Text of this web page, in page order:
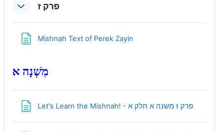
פרק ז
Mishnah Text of Perek Zayin
מִשְׁנָה א
Let's Learn the Mishnah! - פרק ז משנה א חלק אPage